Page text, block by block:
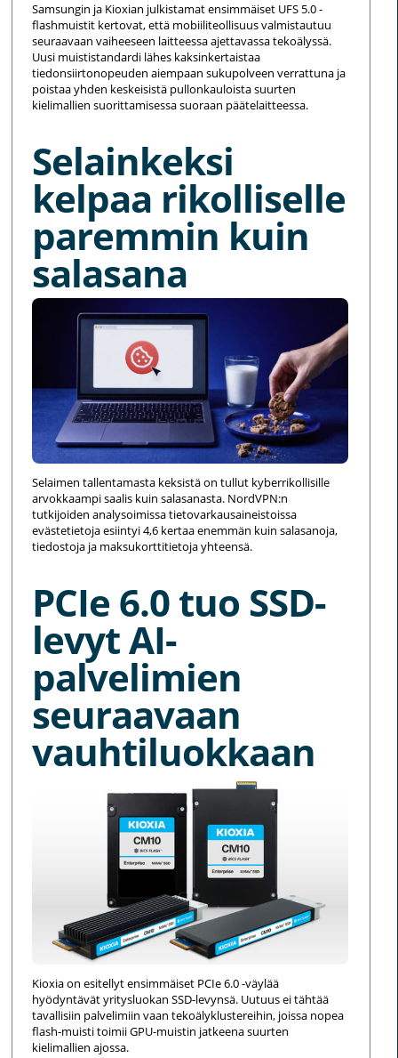
Samsungin ja Kioxian julkistamat ensimmäiset UFS 5.0 -
flashmuistit kertovat, että mobiiliteollisuus valmistautuu
seuraavaan vaiheeseen laitteessa ajettavassa tekoälyssä.
Uusi muististandardi lähes kaksinkertaistaa
tiedonsiirtonopeuden aiempaan sukupolveen verrattuna ja
poistaa yhden keskeisistä pullonkauloista suurten
kielimallien suorittamisessa suoraan päätelaitteessa.
Selainkeksi
kelpaa rikolliselle
paremmin kuin
salasana
Selaimen tallentamasta keksistä on tullut kyberrikollisille
arvokkaampi saalis kuin salasanasta. NordVPN:n
tutkijoiden analysoimissa tietovarkausaineistoissa
evästetietoja esiintyi 4,6 kertaa enemmän kuin salasanoja,
tiedostoja ja maksukorttitietoja yhteensä.
PCIe 6.0 tuo SSD-
levyt AI-
palvelimien
seuraavaan
vauhtiluokkaan
Kioxia on esitellyt ensimmäiset PCIe 6.0 -väylää
hyödyntävät yritysluokan SSD-levynsä. Uutuus ei tähtää
tavallisiin palvelimiin vaan tekoälyklustereihin, joissa nopea
flash-muisti toimii GPU-muistin jatkeena suurten
kielimallien ajossa.